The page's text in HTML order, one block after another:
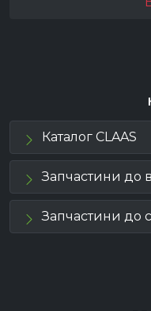
Каталог CLAAS
Запчастини до
Запчастини до